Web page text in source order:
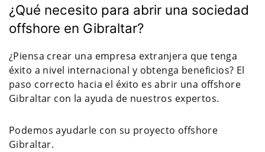
¿Qué necesito para abrir una sociedad
offshore en Gibraltar?
¿Piensa crear una empresa extranjera que tenga
éxito a nivel internacional y obtenga beneficios? El
paso correcto hacia el éxito es abrir una offshore
Gibraltar con la ayuda de nuestros expertos.
Podemos ayudarle con su proyecto offshore
Gibraltar.